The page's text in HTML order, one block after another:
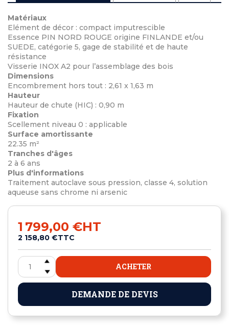
Matériaux
Elément de décor : compact imputrescible
Essence PIN NORD ROUGE origine FINLANDE et/ou
SUEDE, catégorie 5, gage de stabilité et de haute
résistance
Visserie INOX A2 pour l’assemblage des bois
Dimensions
Encombrement hors tout : 2,61 x 1,63 m
Hauteur
Hauteur de chute (HIC) : 0,90 m
Fixation
Scellement niveau 0 : applicable
Surface amortissante
22.35 m²
Tranches d'âges
2 à 6 ans
Plus d'informations
Traitement autoclave sous pression, classe 4, solution
aqueuse sans chrome ni arsenic
1 799,00 €HT
2 158,80 €TTC
ACHETER
DEMANDE DE DEVIS